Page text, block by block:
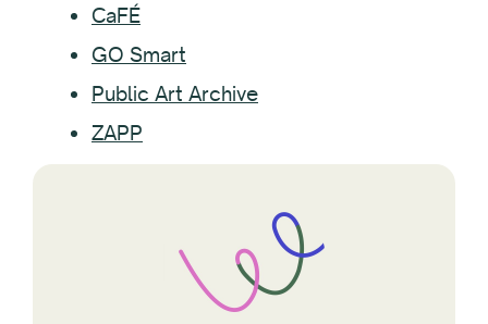
CaFÉ
GO Smart
Public Art Archive
ZAPP